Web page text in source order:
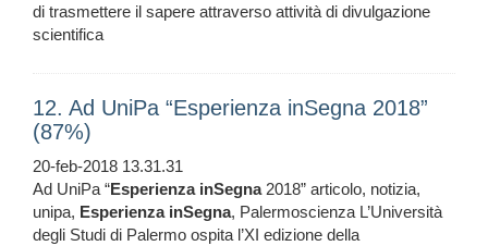
di trasmettere il sapere attraverso attività di divulgazione
scientifica
12. Ad UniPa “Esperienza inSegna 2018”
(87%)
20-feb-2018 13.31.31
Ad UniPa “Esperienza inSegna2018” articolo, notizia,
unipa, Esperienza inSegna, Palermoscienza L’Università
degli Studi di Palermo ospita l’XI edizione della